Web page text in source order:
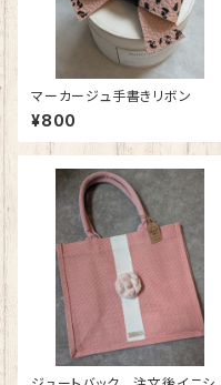
マーカージュ手書きリボン
¥800